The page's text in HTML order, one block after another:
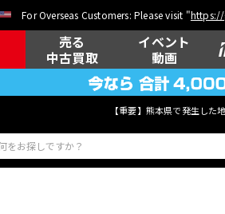
For Overseas Customers: Please visit "
売る
中古買取
イベント
動画
【重要】熊本県で発生した